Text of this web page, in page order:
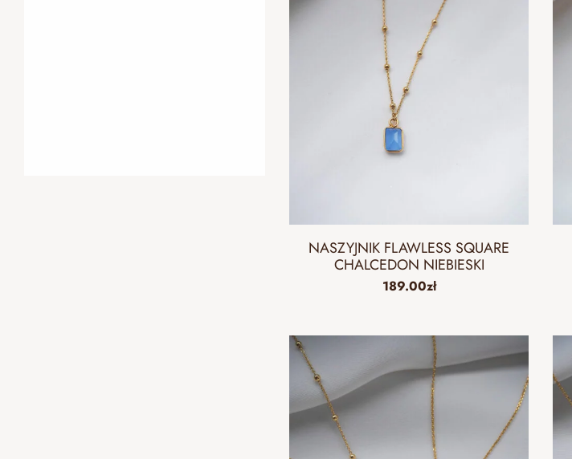
NASZYJNIK FLAWLESS SQUARE
CHALCEDON NIEBIESKI
189.00zł